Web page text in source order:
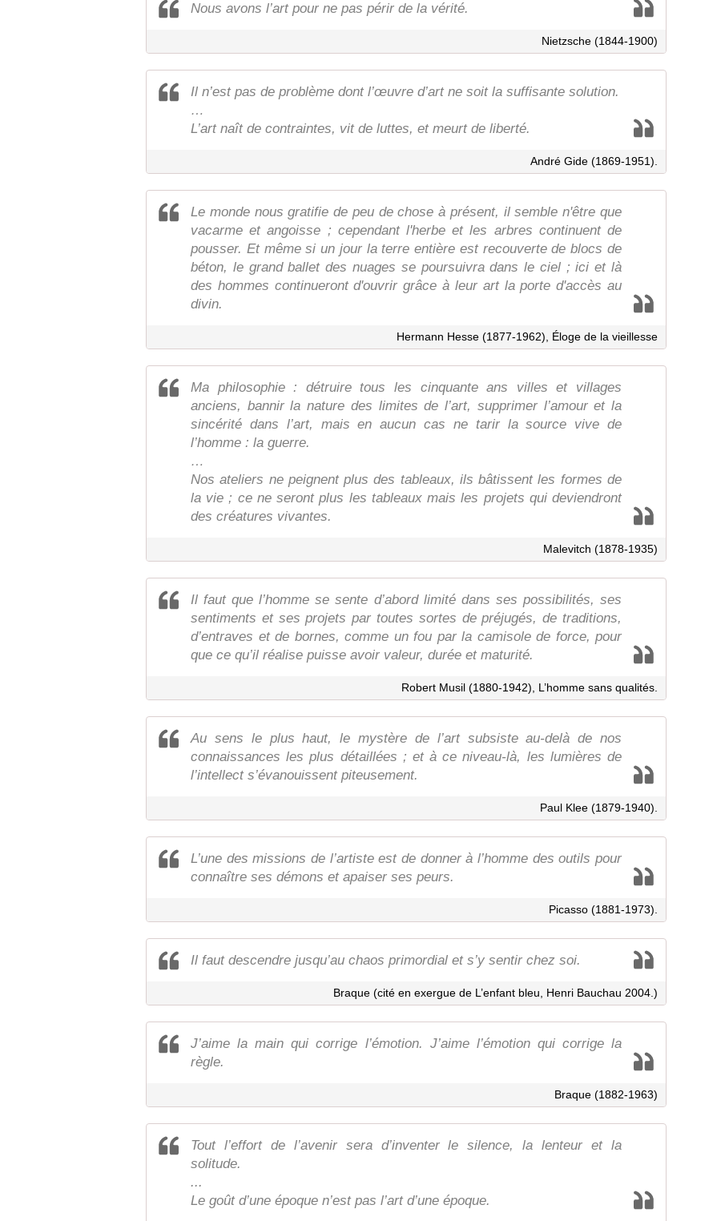
Nous avons l’art pour ne pas périr de la vérité.
Nietzsche (1844-1900)
Il n’est pas de problème dont l’œuvre d’art ne soit la suffisante solution.
…
L’art naît de contraintes, vit de luttes, et meurt de liberté.
André Gide (1869-1951).
Le monde nous gratifie de peu de chose à présent, il semble n'être que
vacarme et angoisse ; cependant l'herbe et les arbres continuent de
pousser. Et même si un jour la terre entière est recouverte de blocs de
béton, le grand ballet des nuages se poursuivra dans le ciel ; ici et là
des hommes continueront d'ouvrir grâce à leur art la porte d'accès au
divin.
Hermann Hesse (1877-1962), Éloge de la vieillesse
Ma philosophie : détruire tous les cinquante ans villes et villages
anciens, bannir la nature des limites de l’art, supprimer l’amour et la
sincérité dans l’art, mais en aucun cas ne tarir la source vive de
l’homme : la guerre.
…
Nos ateliers ne peignent plus des tableaux, ils bâtissent les formes de
la vie ; ce ne seront plus les tableaux mais les projets qui deviendront
des créatures vivantes.
Malevitch (1878-1935)
Il faut que l’homme se sente d’abord limité dans ses possibilités, ses
sentiments et ses projets par toutes sortes de préjugés, de traditions,
d’entraves et de bornes, comme un fou par la camisole de force, pour
que ce qu’il réalise puisse avoir valeur, durée et maturité.
Robert Musil (1880-1942), L’homme sans qualités.
Au sens le plus haut, le mystère de l’art subsiste au-delà de nos
connaissances les plus détaillées ; et à ce niveau-là, les lumières de
l’intellect s’évanouissent piteusement.
Paul Klee (1879-1940).
L’une des missions de l’artiste est de donner à l’homme des outils pour
connaître ses démons et apaiser ses peurs.
Picasso (1881-1973).
Il faut descendre jusqu’au chaos primordial et s’y sentir chez soi.
Braque (cité en exergue de L’enfant bleu, Henri Bauchau 2004.)
J’aime la main qui corrige l’émotion. J’aime l’émotion qui corrige la
règle.
Braque (1882-1963)
Tout l’effort de l’avenir sera d’inventer le silence, la lenteur et la
solitude.
...
Le goût d’une époque n’est pas l’art d’une époque.